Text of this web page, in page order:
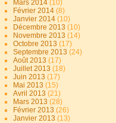
Mars 2014(10)
Février 2014(8)
Janvier 2014(10)
Décembre 2013(10)
Novembre 2013(14)
Octobre 2013(17)
Septembre 2013(24)
Août 2013(17)
Juillet 2013(18)
Juin 2013(17)
Mai 2013(15)
Avril 2013(21)
Mars 2013(28)
Février 2013(26)
Janvier 2013(13)